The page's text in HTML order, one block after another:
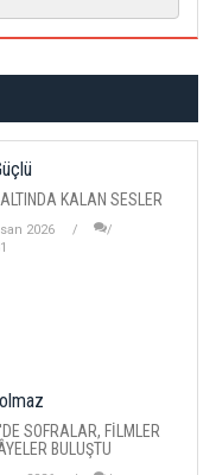
KALAN SESLER
2026
SOFRALAR, FİLMLER
BULUŞTU